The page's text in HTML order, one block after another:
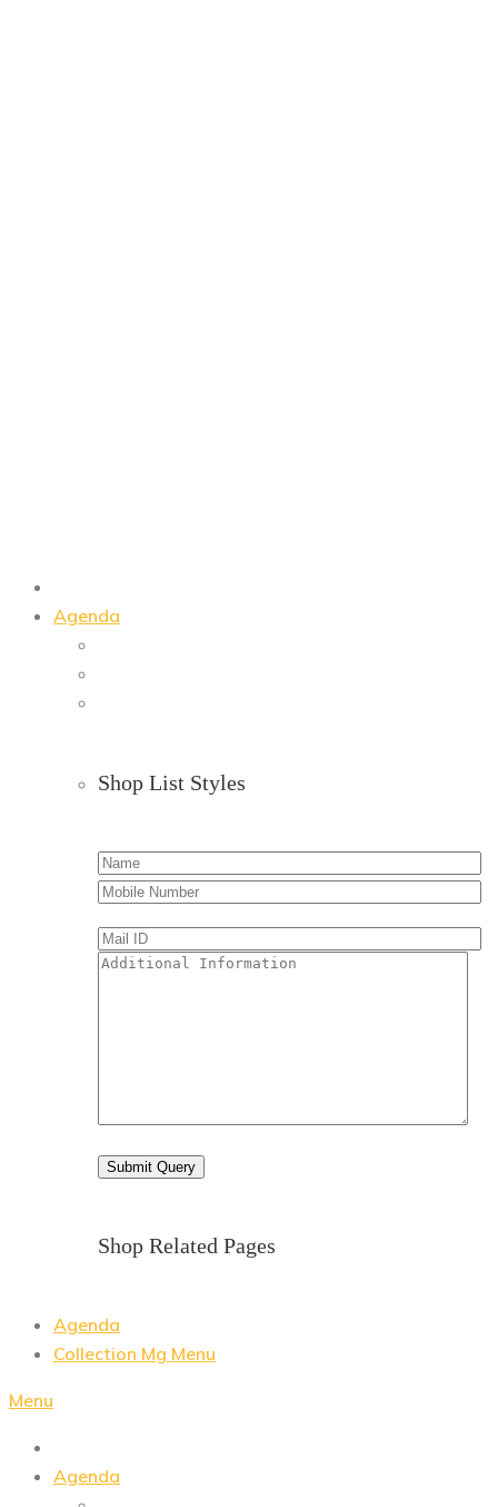
Agenda
Shop List Styles
Shop Related Pages
Agenda
Collection Mg Menu
Menu
Agenda